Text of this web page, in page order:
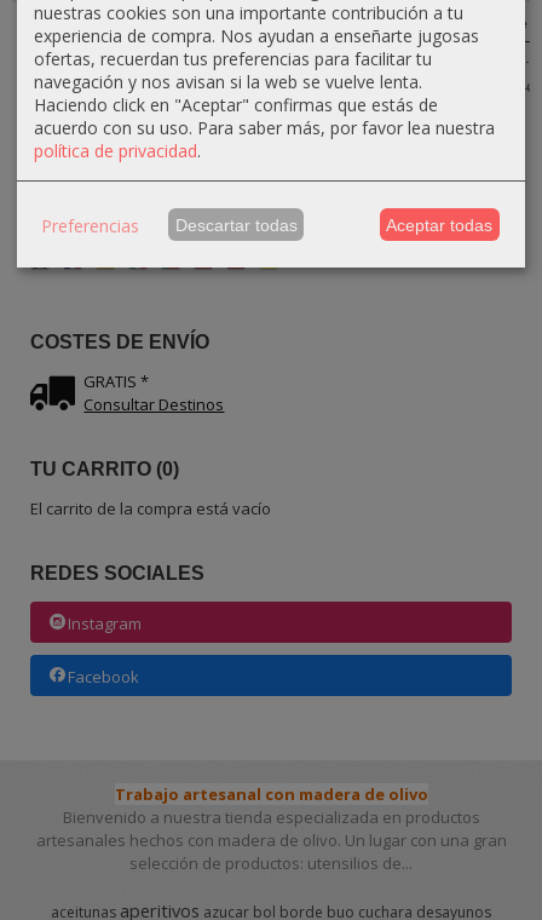
IDIOMA
COSTES DE ENVÍO
GRATIS *
Consultar Destinos
TU CARRITO (0)
El carrito de la compra está vacío
REDES SOCIALES
Instagram
Facebook
Soporte para
Gafas en
Forma de
Nariz...
15,30 €17,00 €
Soporte para
Vino Curvado
de 5...
22,50 €25,00 €
Colgador de
Llaves en
Forma de...
13,50 €15,00 €
Colgador de
Llaves Búho –
15,00 €
Trabajo artesanal con madera de olivo
Bienvenido a nuestra tienda especializada en productos
artesanales hechos con madera de olivo. Un lugar con una gran
selección de productos: utensilios de...
aceitunas aperitivos azucar bol borde buo cuchara desayunos
nuestras cookies son una importante contribución a tu
experiencia de compra. Nos ayudan a enseñarte jugosas
ofertas, recuerdan tus preferencias para facilitar tu
navegación y nos avisan si la web se vuelve lenta.
Haciendo click en "Aceptar" confirmas que estás de
acuerdo con su uso. Para saber más, por favor lea nuestra
política de privacidad.
Preferencias Descartar todas Aceptar todas